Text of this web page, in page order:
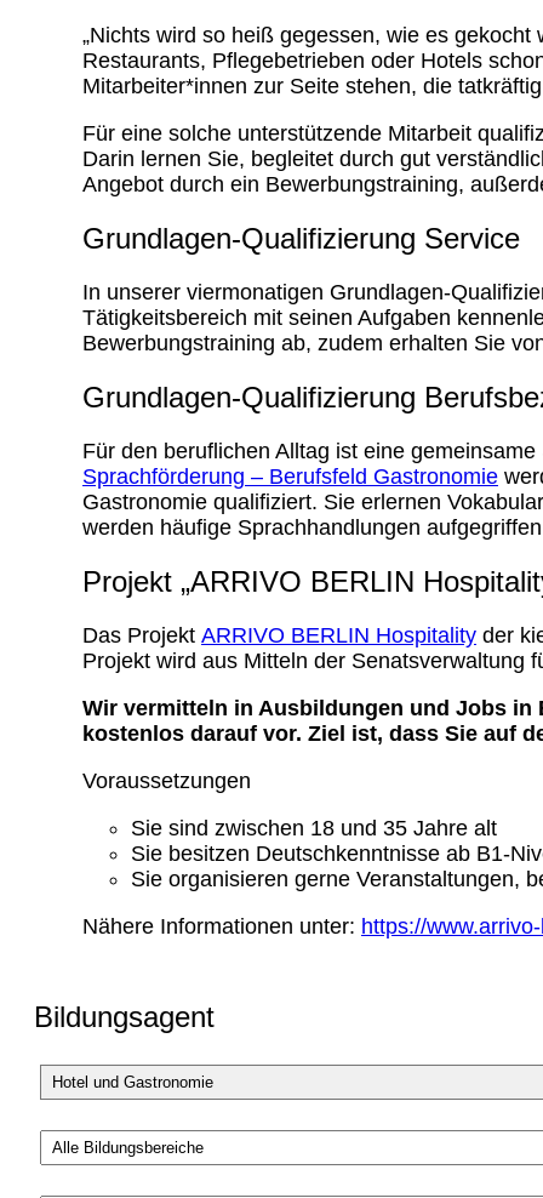
„Nichts wird so heiß gegessen, wie es
Restaurants, Pflegebetrieben oder Hotels
Mitarbeiter*innen zur Seite stehen, die
Für eine solche unterstützende Mitarbeit
Darin lernen Sie, begleitet durch gut
Angebot durch ein Bewerbungstraining,
Grundlagen-Qualifizierung Service
In unserer viermonatigen Grundlagen-
Tätigkeitsbereich mit seinen Aufgaben
Bewerbungstraining ab, zudem erhalten Sie
Grundlagen-Qualifizierung
Für den beruflichen Alltag ist eine
Sprachförderung – Berufsfeld Gastronomie
Gastronomie qualifiziert. Sie erlernen
werden häufige Sprachhandlungen
Projekt „ARRIVO BERLIN
Das Projekt ARRIVO BERLIN Hospitality der
Projekt wird aus Mitteln der Senatsverwaltung
Wir vermitteln in Ausbildungen und Jobs in
kostenlos darauf vor. Ziel ist, dass Sie auf
Voraussetzungen
Sie sind zwischen 18 und 35 Jahre alt
Sie besitzen Deutschkenntnisse ab B1-
Sie organisieren gerne Veranstaltungen,
Nähere Informationen unter: https://
Bildungsagent